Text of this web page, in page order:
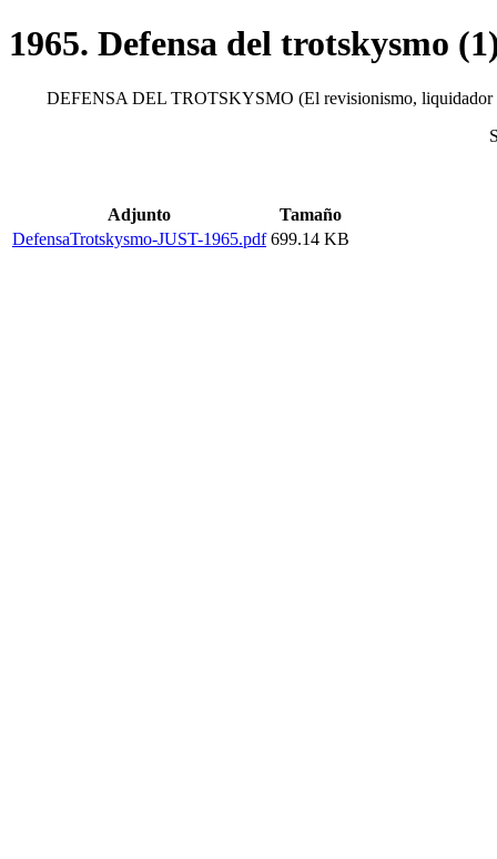
1965. Defensa del trotskysmo
DEFENSA DEL TROTSKYSMO (El revisionismo, liquidador
Adjunto
Tamaño
DefensaTrotskysmo-JUST-1965.pdf 699.14 KB